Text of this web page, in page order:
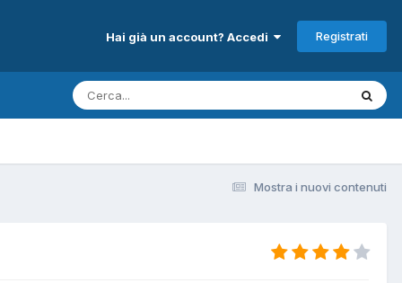
Hai già un account? Accedi Registrati
Mostra i nuovi contenuti